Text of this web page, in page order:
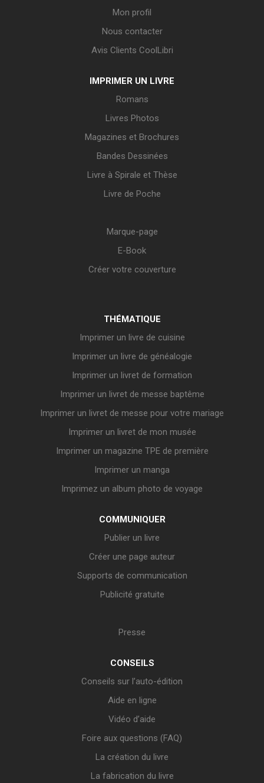
Mon profil
Nous contacter
Avis Clients CoolLibri
IMPRIMER UN LIVRE
Romans
Livres Photos
Magazines et Brochures
Bandes Dessinées
Livre à Spirale et Thèse
Livre de Poche
Marque-page
E-Book
Créer votre couverture
THÉMATIQUE
Imprimer un livre de cuisine
Imprimer un livre de généalogie
Imprimer un livret de formation
Imprimer un livret de messe baptême
Imprimer un livret de messe pour votre mariage
Imprimer un livret de mon musée
Imprimer un magazine TPE de première
Imprimer un manga
Imprimez un album photo de voyage
COMMUNIQUER
Publier un livre
Créer une page auteur
Supports de communication
Publicité gratuite
Presse
CONSEILS
Conseils sur l’auto-édition
Aide en ligne
Vidéo d’aide
Foire aux questions (FAQ)
La création du livre
La fabrication du livre